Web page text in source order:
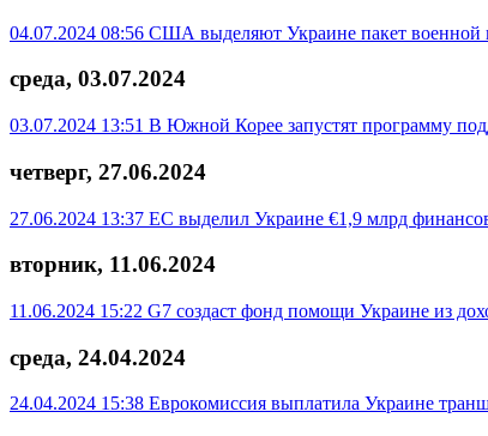
04.07.2024 08:56 США выделяют Украине пакет военной
среда, 03.07.2024
03.07.2024 13:51 В Южной Корее запустят программу
четверг, 27.06.2024
27.06.2024 13:37 ЕС выделил Украине €1,9 млрд
вторник, 11.06.2024
11.06.2024 15:22 G7 создаст фонд помощи Украине из
среда, 24.04.2024
24.04.2024 15:38 Еврокомиссия выплатила Украине